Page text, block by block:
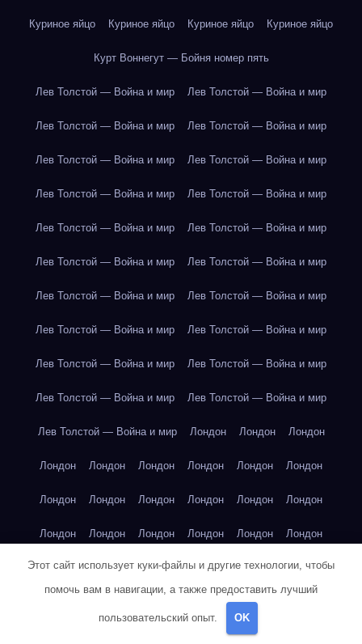
Куриное яйцо Куриное яйцо Куриное яйцо Куриное яйцо
Курт Воннегут — Бойня номер пять
Лев Толстой — Война и мир Лев Толстой — Война и мир
Лев Толстой — Война и мир Лев Толстой — Война и мир
Лев Толстой — Война и мир Лев Толстой — Война и мир
Лев Толстой — Война и мир Лев Толстой — Война и мир
Лев Толстой — Война и мир Лев Толстой — Война и мир
Лев Толстой — Война и мир Лев Толстой — Война и мир
Лев Толстой — Война и мир Лев Толстой — Война и мир
Лев Толстой — Война и мир Лев Толстой — Война и мир
Лев Толстой — Война и мир Лев Толстой — Война и мир
Лев Толстой — Война и мир Лев Толстой — Война и мир
Лев Толстой — Война и мир Лондон Лондон Лондон
Лондон Лондон Лондон Лондон Лондон Лондон
Лондон Лондон Лондон Лондон Лондон Лондон
Лондон Лондон Лондон Лондон Лондон Лондон
Лондон Лондон Лондон Лондон Лос-Анджелес
Лос-Анджелес
Лос-Анджелес
Этот сайт использует куки-файлы и другие технологии, чтобы
помочь вам в навигации, а также предоставить лучший
пользовательский опыт. OK